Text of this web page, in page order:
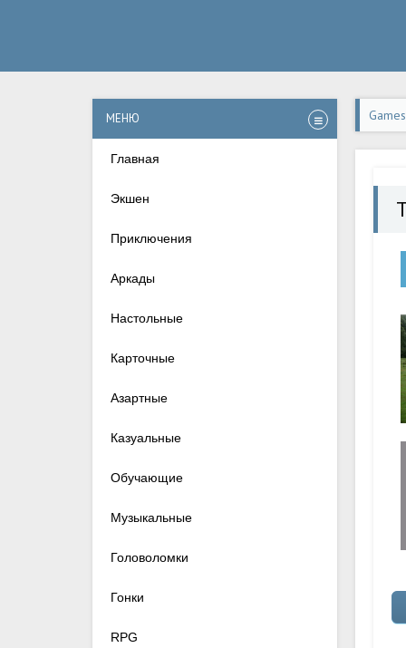
МЕНЮ
Главная
Экшен
Приключения
Аркады
Настольные
Карточные
Азартные
Казуальные
Обучающие
Музыкальные
Головоломки
Гонки
RPG